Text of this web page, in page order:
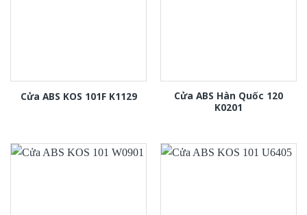
Cửa ABS KOS 101F K1129
Cửa ABS Hàn Quốc 120
K0201